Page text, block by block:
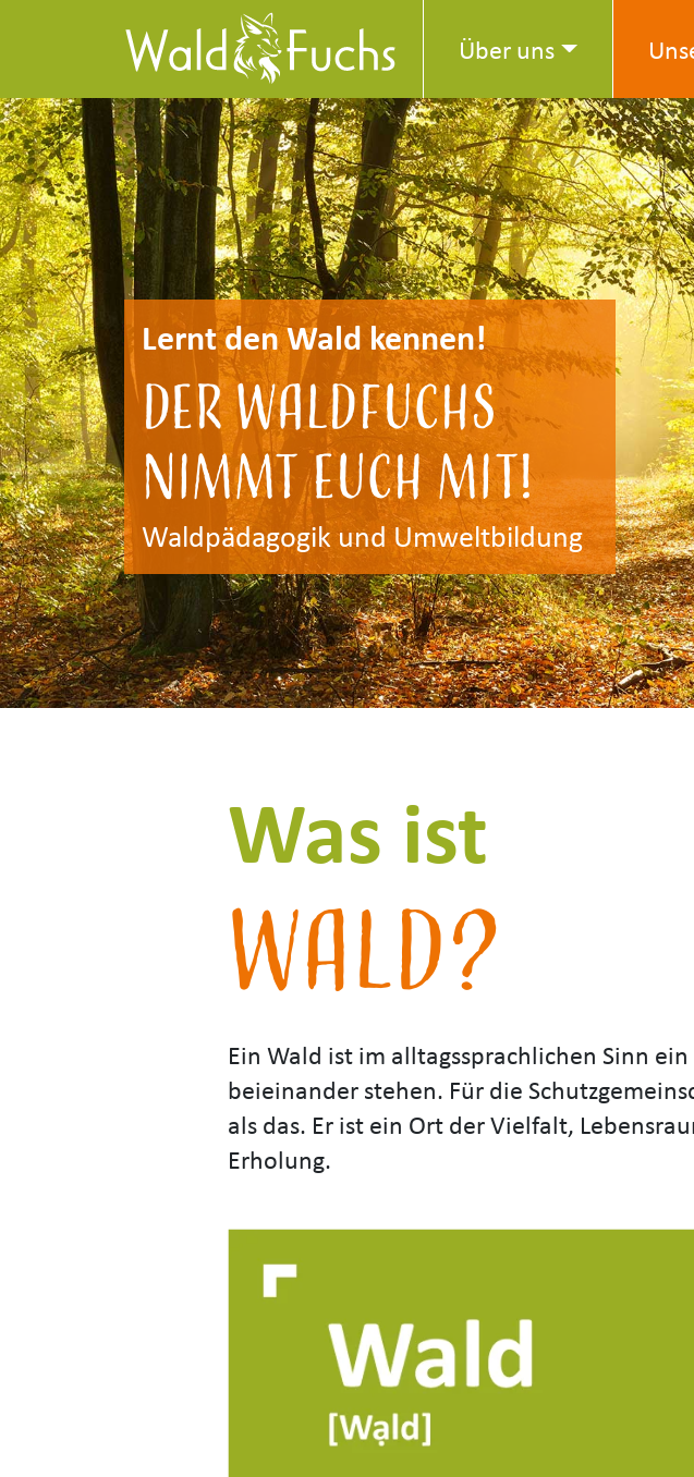
Über uns
Lernt den Wald kennen!
Der Waldfuchs
nimmt euch mit!
Waldpädagogik und Umweltbildung
Was ist
Wald?
Ein Wald ist im alltagssprachlichen Sinn
beieinander stehen. Für die
als das. Er ist ein Ort der Vielfalt,
Erholung.